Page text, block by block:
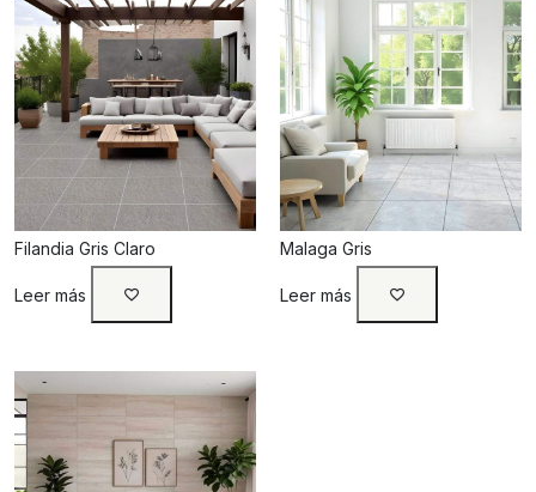
Filandia Gris Claro
Leer más
Malaga Gris
Leer más